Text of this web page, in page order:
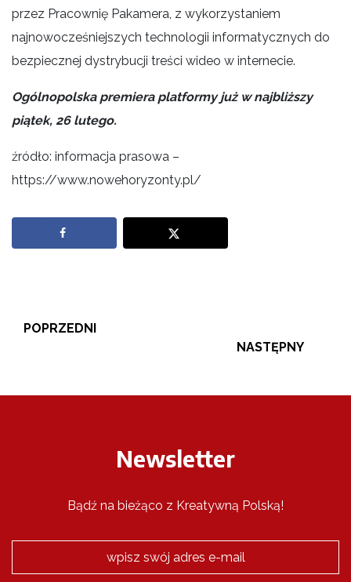
przez Pracownię Pakamera, z wykorzystaniem
najnowocześniejszych technologii informatycznych do
bezpiecznej dystrybucji treści wideo w internecie.
Ogólnopolska premiera platformy już w najbliższy
piątek, 26 lutego.
źródło: informacja prasowa –
https://www.nowehoryzonty.pl/
POPRZEDNI
NASTĘPNY
Newsletter
Bądź na bieżąco z Kreatywną Polską!